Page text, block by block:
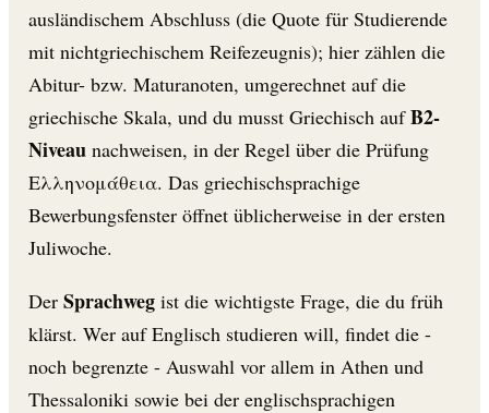
ausländischem Abschluss (die Quote für Studierende
mit nichtgriechischem Reifezeugnis); hier zählen die
Abitur- bzw. Maturanoten, umgerechnet auf die
griechische Skala, und du musst Griechisch aufB2-
Niveau nachweisen, in der Regel über die Prüfung
Ελληνομάθεια. Das griechischsprachige
Bewerbungsfenster öffnet üblicherweise in der ersten
Juliwoche.
Der Sprachweg ist die wichtigste Frage, die du früh
klärst. Wer auf Englisch studieren will, findet die -
noch begrenzte - Auswahl vor allem in Athen und
Thessaloniki sowie bei der englischsprachigen